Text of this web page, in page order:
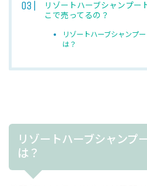
リゾートハーブシャンプー
こで売ってるの？
リゾートハーブシャンプ
は？
リゾートハーブシャンプ
は？